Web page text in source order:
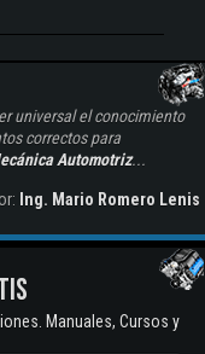
universal el conocimiento
correctos para
Automotriz...
Ing. Mario Romero Lenis
Manuales, Cursos y